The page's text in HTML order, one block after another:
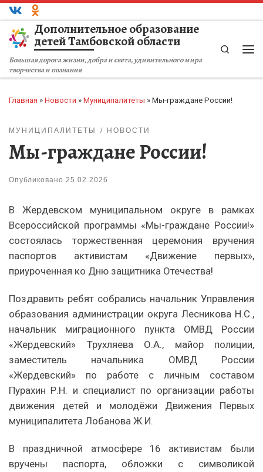
Перейти к содержимому
Дополнительное образование
детей Тамбовской области
Большая дорога жизни, добра и света, удивительного мира
творчества и познания
Search
Главная » Новости » Муниципалитеты » Мы-граждане России!
МУНИЦИПАЛИТЕТЫ НОВОСТИ
Мы-граждане России!
Опубликовано 25.02.2026
В Жердевском муниципальном округе в рамках
Всероссийской программы «Мы-граждане России!»
состоялась торжественная церемония вручения
паспортов активистам «Движение первых»,
приуроченная ко Дню защитника Отечества!
Поздравить ребят собрались начальник Управления
образования администрации округа Лесникова Н.С.,
начальник миграционного пункта ОМВД России
«Жердевский» Трухляева О.А., майор полиции,
заместитель начальника ОМВД России
«Жердевский» по работе с личным составом
Пурахин Р.Н. и специалист по организации работы
движения детей и молодёжи Движения Первых
муниципалитета Лобанова Ж.И.
В праздничной атмосфере 16 активистам были
вручены паспорта, обложки с символикой